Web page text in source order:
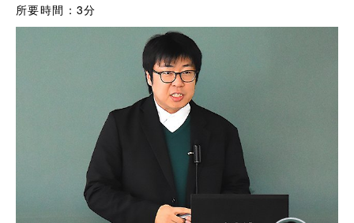
所要時間： 3分